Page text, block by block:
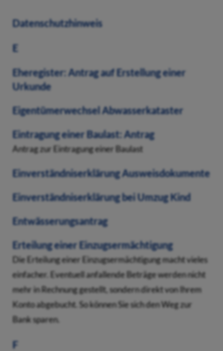
Datenschutzhinweis
E
Eheregister: Antrag auf Erstellung einer
Urkunde
Eigentümerwechsel Abwasserkataster
Eintragung einer Baulast: Antrag
Antrag zur Eintragung einer Baulast
Einverständniserklärung Ausweisdokumente
Einverständniserklärung bei Umzug Kind
Entwässerungsantrag
Erteilung einer Einzugsermächtigung
Die Erteilung einer Einzugsermächtigung macht vieles
einfacher. Eventuell anfallende Beträge werden nicht
mehr in Rechnung gestellt, sondern direkt von Ihrem
Konto abgebucht. So können Sie sich den Weg zur
Bank sparen.
F